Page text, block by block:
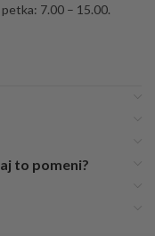
7.00 – 15.00.
to pomeni?